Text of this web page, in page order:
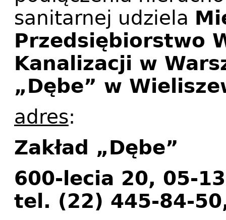
sanitarnej udziela
Przedsiębiorstwo
Kanalizacji w
„Dębe” w
adres:
Zakład „Dębe”
600-lecia 20, 05-
tel. (22) 445-84-